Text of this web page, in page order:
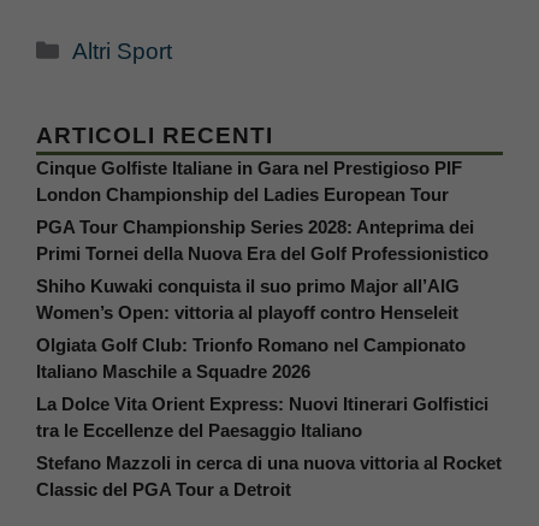
Categorie
Altri Sport
ARTICOLI RECENTI
Cinque Golfiste Italiane in Gara nel Prestigioso PIF
London Championship del Ladies European Tour
PGA Tour Championship Series 2028: Anteprima dei
Primi Tornei della Nuova Era del Golf Professionistico
Shiho Kuwaki conquista il suo primo Major all’AIG
Women’s Open: vittoria al playoff contro Henseleit
Olgiata Golf Club: Trionfo Romano nel Campionato
Italiano Maschile a Squadre 2026
La Dolce Vita Orient Express: Nuovi Itinerari Golfistici
tra le Eccellenze del Paesaggio Italiano
Stefano Mazzoli in cerca di una nuova vittoria al Rocket
Classic del PGA Tour a Detroit